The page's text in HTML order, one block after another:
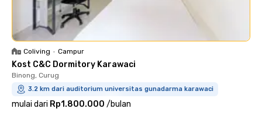
Coliving • Campur
Kost C&C Dormitory Karawaci
Binong, Curug
3.2 km dari auditorium universitas gunadarma karawaci
mulai dari Rp1.800.000 /bulan